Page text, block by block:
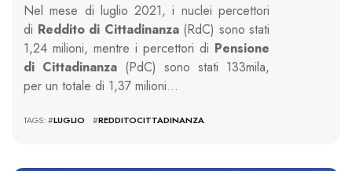
Nel mese di luglio 2021, i nuclei percettori
di Reddito di Cittadinanza(RdC) sono stati
1,24 milioni, mentre i percettori di Pensione
di Cittadinanza (PdC) sono stati 133mila,
per un totale di 1,37 milioni…
TAGS: #LUGLIO #REDDITOCITTADINANZA